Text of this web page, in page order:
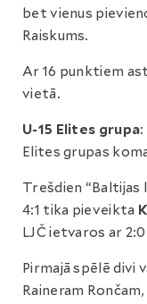
bet vienus
Raiskums.
Ar 16 punktiem
vietā.
U-15 Elites grupa
Elites grupas
Trešdien “Baltijas
4:1 tika pieveikta
LJČ ietvaros ar
Pirmajā spēlē divi
Raineram